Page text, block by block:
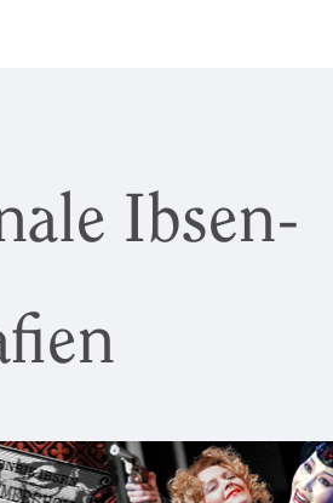
Ibsen-